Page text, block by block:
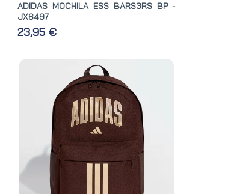
ADIDAS MOCHILA ESS BARS3RS BP -
JX6497
23,95 €